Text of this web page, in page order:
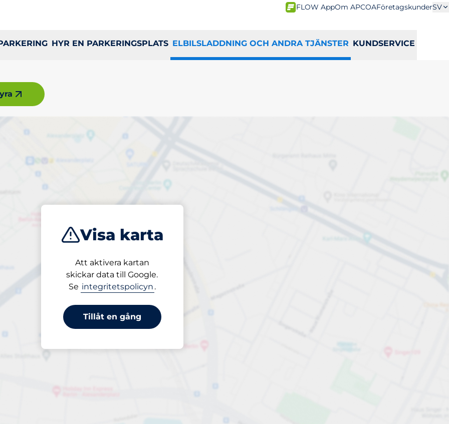
FLOW AppOm APCOAFöretagskunderSV
HYR EN PARKERINGSPLATS ELBILSLADDNING OCH ANDRA TJÄNSTER KUNDSERVICE
Visa karta
Att aktivera kartan
skickar data till Google.
Se integritetspolicyn .
Tillåt en gång
i Norsborg
Spaces&nbsp